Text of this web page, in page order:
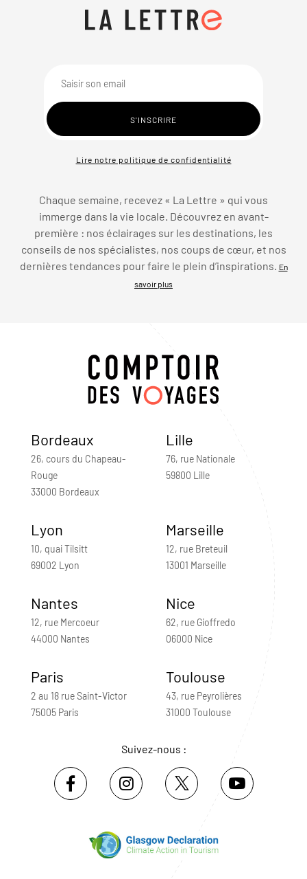
Lire notre politique de confidentialité
Chaque semaine, recevez « La Lettre » qui vous
immerge dans la vie locale. Découvrez en avant-
première : nos éclairages sur les destinations, les
conseils de nos spécialistes, nos coups de cœur, et nos
dernières tendances pour faire le plein d’inspirations. En
savoir plus
Bordeaux
26, cours du Chapeau-
Rouge
33000 Bordeaux
Lille
76, rue Nationale
59800 Lille
Lyon
10, quai Tilsitt
69002 Lyon
Marseille
12, rue Breteuil
13001 Marseille
Nantes
12, rue Mercoeur
44000 Nantes
Nice
62, rue Gioffredo
06000 Nice
Paris
2 au 18 rue Saint-Victor
75005 Paris
Toulouse
43, rue Peyrolières
31000 Toulouse
Suivez-nous :